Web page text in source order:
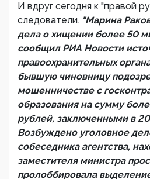
И вдруг сегодня к "правой
следователи. "Марина
дела о хищении более 50
сообщил РИА Новости
правоохранительных
бывшую чиновницу
мошенничестве с
образования на сумму
рублей, заключенными в
Возбуждено уголовное
собеседника агентства,
заместителя министра
пролоббировала